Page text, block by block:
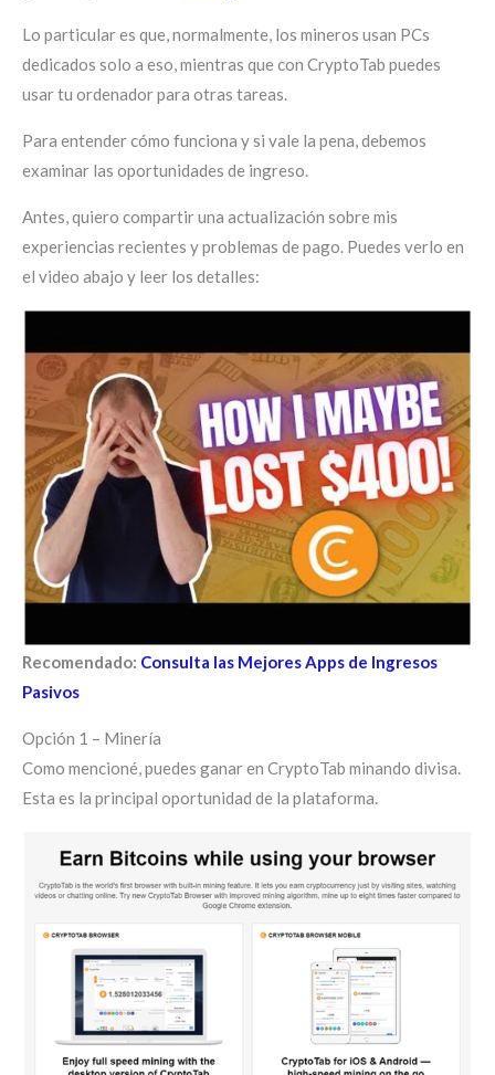
Lo particular es que, normalmente, los mineros usan PCs
dedicados solo a eso, mientras que con CryptoTab puedes
usar tu ordenador para otras tareas.
Para entender cómo funciona y si vale la pena, debemos
examinar las oportunidades de ingreso.
Antes, quiero compartir una actualización sobre mis
experiencias recientes y problemas de pago. Puedes verlo en
el video abajo y leer los detalles:
Recomendado: Consulta las Mejores Apps de Ingresos
Pasivos
Opción 1 – Minería
Como mencioné, puedes ganar en CryptoTab minando divisa.
Esta es la principal oportunidad de la plataforma.